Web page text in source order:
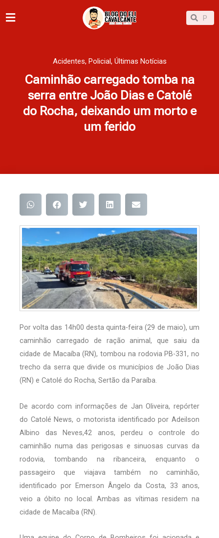
para
Pesquisar
Acidentes, Policial, Últimas Notícias
Caminhão carregado tomba na
serra entre João Dias e Catolé
do Rocha, deixando um morto e
um ferido
Por volta das 14h00 desta quinta-feira (29 de maio), um
caminhão carregado de ração animal, que saiu da
cidade de Macaíba (RN), tombou na rodovia PB-331, no
trecho da serra que divide os municípios de João Dias
(RN) e Catolé do Rocha, Sertão da Paraíba.
De acordo com informações de Jan Oliveira, repórter
do Catolé News, o motorista identificado por Adeilson
Albino das Neves,42 anos, perdeu o controle do
caminhão numa das perigosas e sinuosas curvas da
rodovia, tombando na ribanceira, enquanto o
passageiro que viajava também no caminhão,
identificado por Emerson Ângelo da Costa, 33 anos,
veio a óbito no local. Ambas as vítimas residem na
cidade de Macaíba (RN).